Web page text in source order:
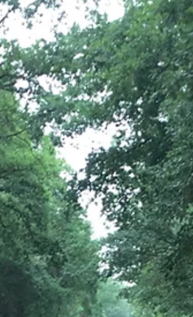
ondernemers.